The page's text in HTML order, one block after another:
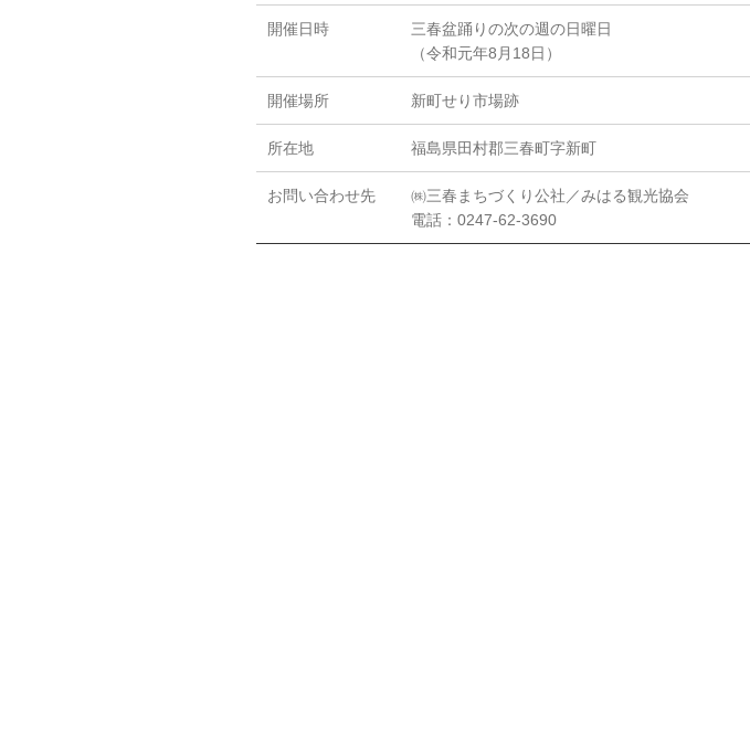
開催日時
三春盆踊りの次の週の日曜日
（令和元年8月18日）
開催場所 新町せり市場跡
所在地 福島県田村郡三春町字新町
お問い合わせ先
㈱三春まちづくり公社／みはる観光協会
電話：0247-62-3690